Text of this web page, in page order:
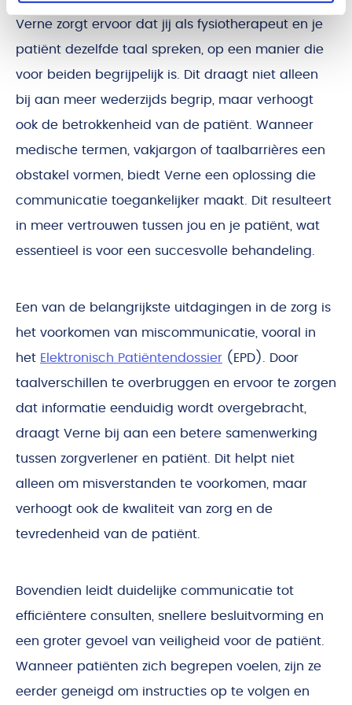
Verne zorgt ervoor dat jij als fysiotherapeut en je
patiënt dezelfde taal spreken, op een manier die
voor beiden begrijpelijk is. Dit draagt niet alleen
bij aan meer wederzijds begrip, maar verhoogt
ook de betrokkenheid van de patiënt. Wanneer
medische termen, vakjargon of taalbarrières een
obstakel vormen, biedt Verne een oplossing die
communicatie toegankelijker maakt. Dit resulteert
in meer vertrouwen tussen jou en je patiënt, wat
essentieel is voor een succesvolle behandeling.
Een van de belangrijkste uitdagingen in de zorg is
het voorkomen van miscommunicatie, vooral in
het Elektronisch Patiëntendossier (EPD). Door
taalverschillen te overbruggen en ervoor te zorgen
dat informatie eenduidig wordt overgebracht,
draagt Verne bij aan een betere samenwerking
tussen zorgverlener en patiënt. Dit helpt niet
alleen om misverstanden te voorkomen, maar
verhoogt ook de kwaliteit van zorg en de
tevredenheid van de patiënt.
Bovendien leidt duidelijke communicatie tot
efficiëntere consulten, snellere besluitvorming en
een groter gevoel van veiligheid voor de patiënt.
Wanneer patiënten zich begrepen voelen, zijn ze
eerder geneigd om instructies op te volgen en